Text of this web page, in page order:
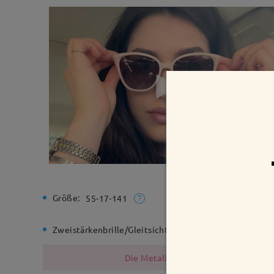
Größe: 55-17-141
Zweistärkenbrille/Gleitsichtbrille:
Die Metallfassungen enthalten